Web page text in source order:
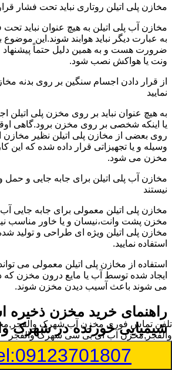
مخازن پلی اتیلن روتاری نباید تحت فشار
مخازن آب پلی اتیلن به هیچ عنوان نباید تحت
به عبارت دیگر نباید هوابند شوند.این
ضرورت هست و به همین دلیل حتماً پیشنهاد
ونت یا هواکش نصب شود.
از قرار دادن اجسام سنگین بر روی بدنه
نمایید
به هیچ عنوان نباید بر روی مخزن پلی اتیلن
یا اینکه شخصی بر روی مخزن برود.گاهی
روی بعضی از مخازن پلی اتیلن نظیر
وسیله و یا تجهیزاتی قرار داده شده که این
مخزن می شود.
مخازن آب پلی اتیلن برای جابه جایی و
نیستند
مخازن پلی اتیلن معمولی برای جابه جایی
مخزن پشت وانت،نیسان و یا خاور مناسب
مخازن پلی اتیلن ویژه ای طراحی و تولید شده
استفاده نمایید.
استفاده از مخازن پلی اتیلن معمولی می
ایجاد شده توسط آب یا مایع درون مخزن که
می شوند باعث آسیب دیدن مخزن شوند.
راهنمای خرید مخزن ذخیره
شیمیایی خورنده در شهرک
مخزن ذخیره اسید و مواد شیمیایی باید به
بتوانند در برابر چگالی نسبتا بالا و خورندگی
تلفن تماس فوری مخزن آب شهرک
والفجر,مخزن آب ای بی سی شهرک والفجر